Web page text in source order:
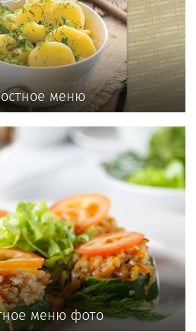
меню
меню фото